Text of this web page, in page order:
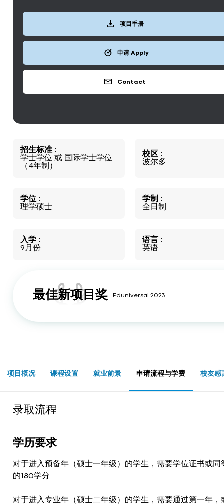
项目手册
申请 Apply
Contact
招生标准
学士学位 或 国际学士学位
（4年制）
校区
波尔多
学位
理学硕士
学制
全日制
入学
9月份
语言
英语
最佳新项目奖 Eduniversal 2023
项目概况 课程设置 就业前景 申请流程与学费 校友感
录取流程
学历要求
对于进入预备年（硕士一年级）的学生，需要学位证书或同
的180学分
对于进入专业年（硕士二年级）的学生，需要通过第一年，